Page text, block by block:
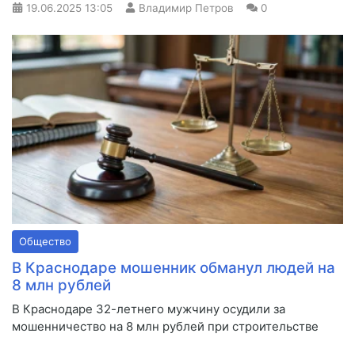
19.06.2025 13:05 Владимир Петров 0
Общество
В Краснодаре мошенник обманул людей на
8 млн рублей
В Краснодаре 32-летнего мужчину осудили за
мошенничество на 8 млн рублей при строительстве